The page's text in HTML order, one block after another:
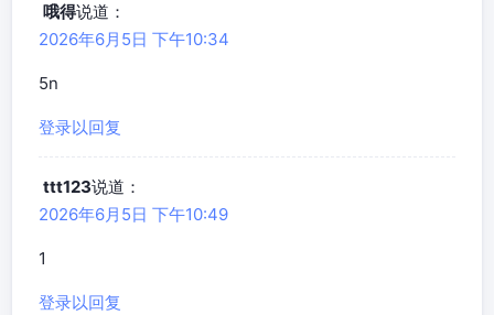
哦得说道：
2026年6月5日 下午10:34
5n
登录以回复
ttt123说道：
2026年6月5日 下午10:49
1
登录以回复